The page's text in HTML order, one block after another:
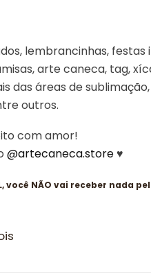
lembrancinhas, festas
arte caneca, tag,
das áreas de
outros.
com amor!
@artecaneca.store♥
você NÃO vai receber nada